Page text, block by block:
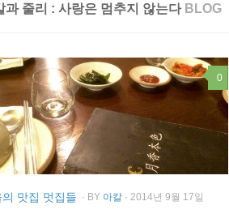
과 줄리 : 사랑은 멈추지 않는다 BLOG
0
맛집 멋집들 · BY 아칼 · 2014년 9월 17일